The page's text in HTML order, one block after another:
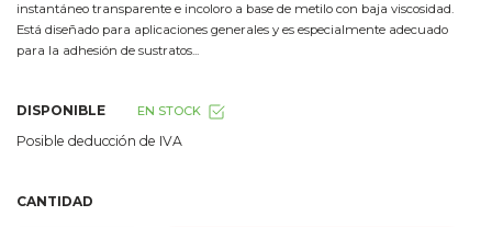
instantáneo transparente e incoloro a base de metilo con baja viscosidad.
Está diseñado para aplicaciones generales y es especialmente adecuado
para la adhesión de sustratos...
DISPONIBLE EN STOCK
Posible deducción de IVA
CANTIDAD